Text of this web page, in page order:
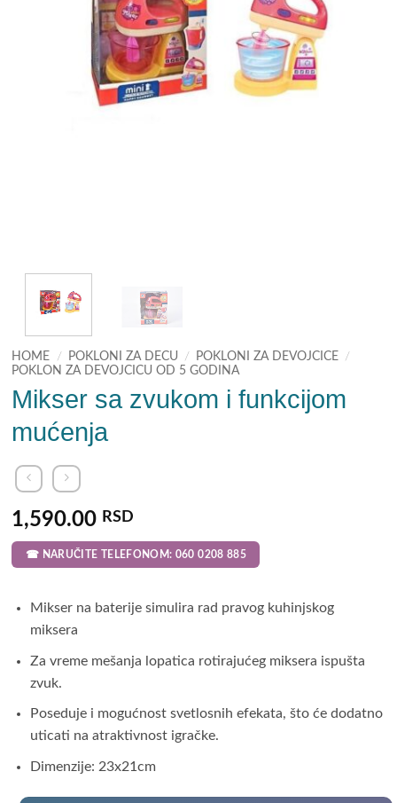
HOME / POKLONI ZA DECU / POKLONI ZA DEVOJCICE
/
POKLON ZA DEVOJCICU OD 5 GODINA
Mikser sa zvukom i funkcijom
mućenja
1,590.00 RSD
☎ NARUČITE TELEFONOM: 060 0208 885
Mikser na baterije simulira rad pravog kuhinjskog
miksera
Za vreme mešanja lopatica rotirajućeg miksera ispušta
zvuk.
Poseduje i mogućnost svetlosnih efekata, što će dodatno
uticati na atraktivnost igračke.
Dimenzije: 23x21cm